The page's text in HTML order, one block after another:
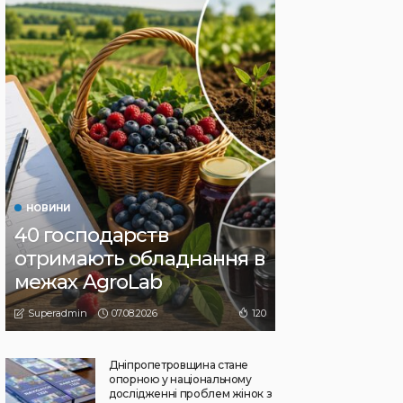
НОВИНИ
40 господарств
отримають обладнання в
межах AgroLab
Superadmin 07.08.2026 120
Дніпропетровщина стане
опорною у національному
дослідженні проблем жінок з